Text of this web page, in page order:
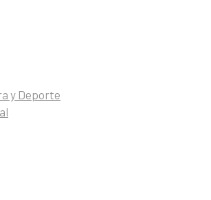
y Deporte